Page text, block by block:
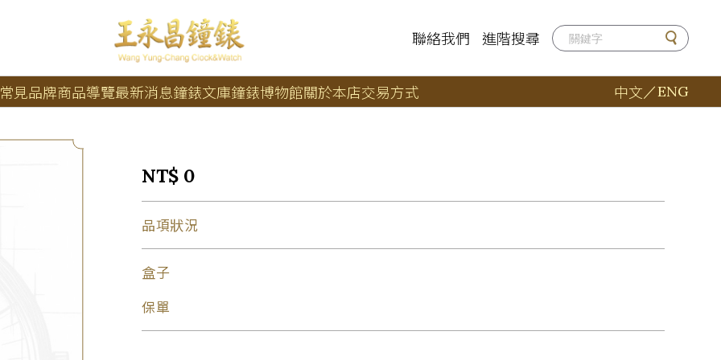
聯絡我們 進階搜尋
常見品牌商品導覽最新消息鐘錶文庫鐘錶博物館關於本店交易方式 中文／ENG
NT$ 0
品項狀況
盒子
保單